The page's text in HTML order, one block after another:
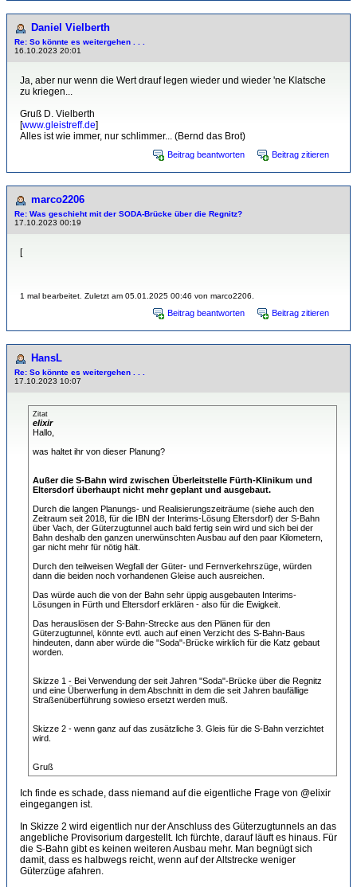
Daniel Vielberth
Re: So könnte es weitergehen . . .
16.10.2023 20:01
Ja, aber nur wenn die Wert drauf legen wieder und wieder 'ne Klatsche
zu kriegen...
Gruß D. Vielberth
[www.gleistreff.de]
Alles ist wie immer, nur schlimmer... (Bernd das Brot)
Beitrag beantworten Beitrag zitieren
marco2206
Re: Was geschieht mit der SODA-Brücke über die Regnitz?
17.10.2023 00:19
[
1 mal bearbeitet. Zuletzt am 05.01.2025 00:46 von marco2206.
Beitrag beantworten Beitrag zitieren
HansL
Re: So könnte es weitergehen . . .
17.10.2023 10:07
Zitat
elixir
Hallo,
was haltet ihr von dieser Planung?
Außer die S-Bahn wird zwischen Überleitstelle Fürth-Klinikum und
Eltersdorf überhaupt nicht mehr geplant und ausgebaut.
Durch die langen Planungs- und Realisierungszeiträume (siehe auch den
Zeitraum seit 2018, für die IBN der Interims-Lösung Eltersdorf) der S-Bahn
über Vach, der Güterzugtunnel auch bald fertig sein wird und sich bei der
Bahn deshalb den ganzen unerwünschten Ausbau auf den paar Kilometern,
gar nicht mehr für nötig hält.
Durch den teilweisen Wegfall der Güter- und Fernverkehrszüge, würden
dann die beiden noch vorhandenen Gleise auch ausreichen.
Das würde auch die von der Bahn sehr üppig ausgebauten Interims-
Lösungen in Fürth und Eltersdorf erklären - also für die Ewigkeit.
Das herauslösen der S-Bahn-Strecke aus den Plänen für den
Güterzugtunnel, könnte evtl. auch auf einen Verzicht des S-Bahn-Baus
hindeuten, dann aber würde die "Soda"-Brücke wirklich für die Katz gebaut
worden.
Skizze 1 - Bei Verwendung der seit Jahren "Soda"-Brücke über die Regnitz
und eine Überwerfung in dem Abschnitt in dem die seit Jahren baufällige
Straßenüberführung sowieso ersetzt werden muß.
Skizze 2 - wenn ganz auf das zusätzliche 3. Gleis für die S-Bahn verzichtet
wird.
Gruß
Ich finde es schade, dass niemand auf die eigentliche Frage von @elixir
eingegangen ist.
In Skizze 2 wird eigentlich nur der Anschluss des Güterzugtunnels an das
angebliche Provisorium dargestellt. Ich fürchte, darauf läuft es hinaus. Für
die S-Bahn gibt es keinen weiteren Ausbau mehr. Man begnügt sich
damit, dass es halbwegs reicht, wenn auf der Altstrecke weniger
Güterzüge afahren.